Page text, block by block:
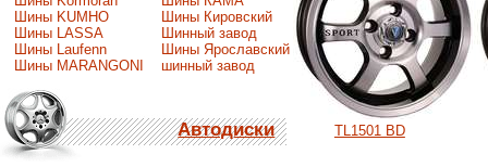
Шины KUMHO
Шины LASSA
Шины Laufenn
Шины MARANGONI
Шины Кировский
Шинный завод
Шины Ярославский
шинный завод
Автодиски TL1501 BD